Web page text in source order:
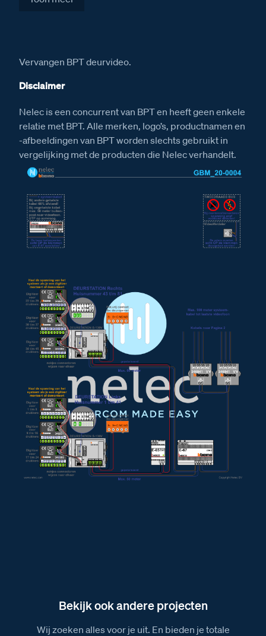
Afmetingen van het Serie 130V deurstation
Afmetingen van het DZ-Rel relais
Afmetingen van de videofoon M-50b Classe 100
Afmetingen van de E-67 voeding
Vervangen BPT deurvideo.
Disclaimer
Nelec is een concurrent van BPT en heeft geen enkele
relatie met BPT. Alle merken, logo’s, productnamen en
-afbeeldingen van BPT worden slechts gebruikt in
vergelijking met de producten die Nelec verhandelt.
Bekijk ook andere projecten
Wij zoeken alles voor je uit. En bieden je totale